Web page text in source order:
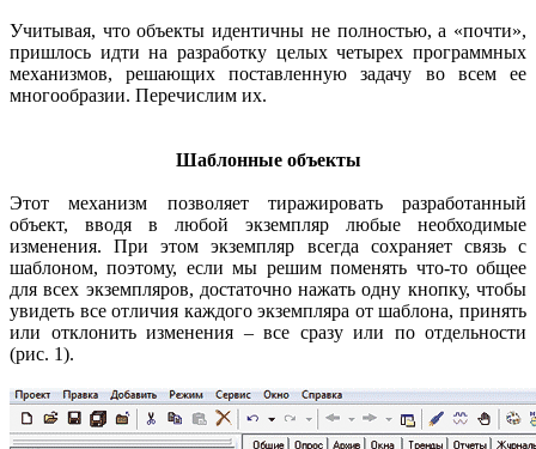
Учитывая, что объекты идентичны не полностью, а «почти»,
пришлось идти на разработку целых четырех программных
механизмов, решающих поставленную задачу во всем ее
многообразии. Перечислим их.
Шаблонные объекты
Этот механизм позволяет тиражировать разработанный
объект, вводя в любой экземпляр любые необходимые
изменения. При этом экземпляр всегда сохраняет связь с
шаблоном, поэтому, если мы решим поменять что-то общее
для всех экземпляров, достаточно нажать одну кнопку, чтобы
увидеть все отличия каждого экземпляра от шаблона, принять
или отклонить изменения – все сразу или по отдельности
(рис. 1).